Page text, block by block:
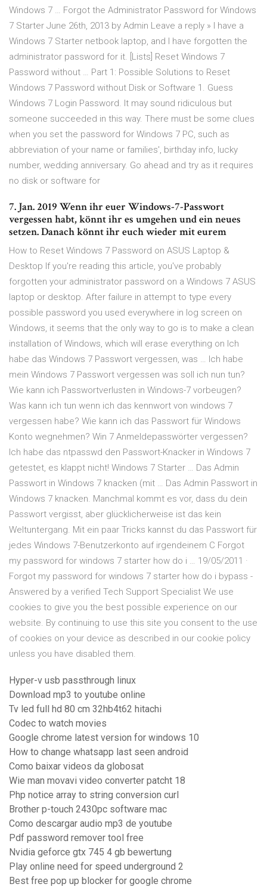
Windows 7 … Forgot the Administrator Password for Windows
7 Starter June 26th, 2013 by Admin Leave a reply » I have a
Windows 7 Starter netbook laptop, and I have forgotten the
administrator password for it. [Lists] Reset Windows 7
Password without … Part 1: Possible Solutions to Reset
Windows 7 Password without Disk or Software 1. Guess
Windows 7 Login Password. It may sound ridiculous but
someone succeeded in this way. There must be some clues
when you set the password for Windows 7 PC, such as
abbreviation of your name or families', birthday info, lucky
number, wedding anniversary. Go ahead and try as it requires
no disk or software for
7. Jan. 2019 Wenn ihr euer Windows-7-Passwort
vergessen habt, könnt ihr es umgehen und ein neues
setzen. Danach könnt ihr euch wieder mit eurem
How to Reset Windows 7 Password on ASUS Laptop &
Desktop If you're reading this article, you've probably
forgotten your administrator password on a Windows 7 ASUS
laptop or desktop. After failure in attempt to type every
possible password you used everywhere in log screen on
Windows, it seems that the only way to go is to make a clean
installation of Windows, which will erase everything on Ich
habe das Windows 7 Passwort vergessen, was … Ich habe
mein Windows 7 Passwort vergessen was soll ich nun tun?
Wie kann ich Passwortverlusten in Windows-7 vorbeugen?
Was kann ich tun wenn ich das kennwort von windows 7
vergessen habe? Wie kann ich das Passwort für Windows
Konto wegnehmen? Win 7 Anmeldepasswörter vergessen?
Ich habe das ntpasswd den Passwort-Knacker in Windows 7
getestet, es klappt nicht! Windows 7 Starter … Das Admin
Passwort in Windows 7 knacken (mit … Das Admin Passwort in
Windows 7 knacken. Manchmal kommt es vor, dass du dein
Passwort vergisst, aber glücklicherweise ist das kein
Weltuntergang. Mit ein paar Tricks kannst du das Passwort für
jedes Windows 7-Benutzerkonto auf irgendeinem C Forgot
my password for windows 7 starter how do i … 19/05/2011 ·
Forgot my password for windows 7 starter how do i bypass -
Answered by a verified Tech Support Specialist We use
cookies to give you the best possible experience on our
website. By continuing to use this site you consent to the use
of cookies on your device as described in our cookie policy
unless you have disabled them.
Hyper-v usb passthrough linux
Download mp3 to youtube online
Tv led full hd 80 cm 32hb4t62 hitachi
Codec to watch movies
Google chrome latest version for windows 10
How to change whatsapp last seen android
Como baixar videos da globosat
Wie man movavi video converter patcht 18
Php notice array to string conversion curl
Brother p-touch 2430pc software mac
Como descargar audio mp3 de youtube
Pdf password remover tool free
Nvidia geforce gtx 745 4 gb bewertung
Play online need for speed underground 2
Best free pop up blocker for google chrome